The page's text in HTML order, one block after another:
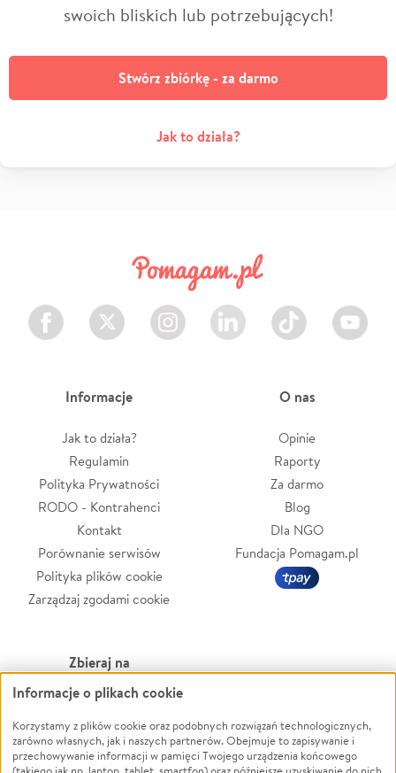
swoich bliskich lub potrzebujących!
Stwórz zbiórkę - za darmo
Jak to działa?
Facebook Twitter Instagram LinkedIn TikTok Youtube
Informacje
Jak to działa?
Regulamin
Polityka Prywatności
RODO - Kontrahenci
Kontakt
Porównanie serwisów
Polityka plików cookie
Zarządzaj zgodami cookie
O nas
Opinie
Raporty
Za darmo
Blog
Dla NGO
Fundacja Pomagam.pl
Zbieraj na
Leczenie
Zwierzęta
Pożar
Powódź
Wichura
Informacje o plikach cookie
Korzystamy z plików cookie oraz podobnych rozwiązań technologicznych,
zarówno własnych, jak i naszych partnerów. Obejmuje to zapisywanie i
przechowywanie informacji w pamięci Twojego urządzenia końcowego